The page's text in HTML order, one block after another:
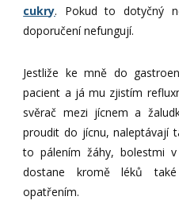
cukry. Pokud to dotyčný
doporučení nefungují.
Jestliže ke mně do
pacient a já mu zjistím
svěrač mezi jícnem a
proudit do jícnu, naleptávají
to pálením žáhy, bolestmi
dostane kromě léků
opatřením.